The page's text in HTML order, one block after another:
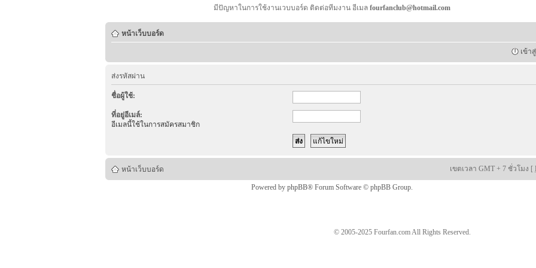
มีปัญหาในการใช้งานเวบบอร์ด ติดต่อทีมงาน อีเมล fourfanclub@hotmail.com
หน้าเว็บบอร์ด
เข้า
ส่งรหัสผ่าน
ชื่อผู้ใช้:
ที่อยู่อีเมล์:
อีเมลนี้ใช้ในการสมัครสมาชิก
หน้าเว็บบอร์ด เขตเวลา GMT + 7 ชั่วโมง [
Powered by phpBB® Forum Software © phpBB Group.
© 2005-2025 Fourfan.com All Rights Reserved.